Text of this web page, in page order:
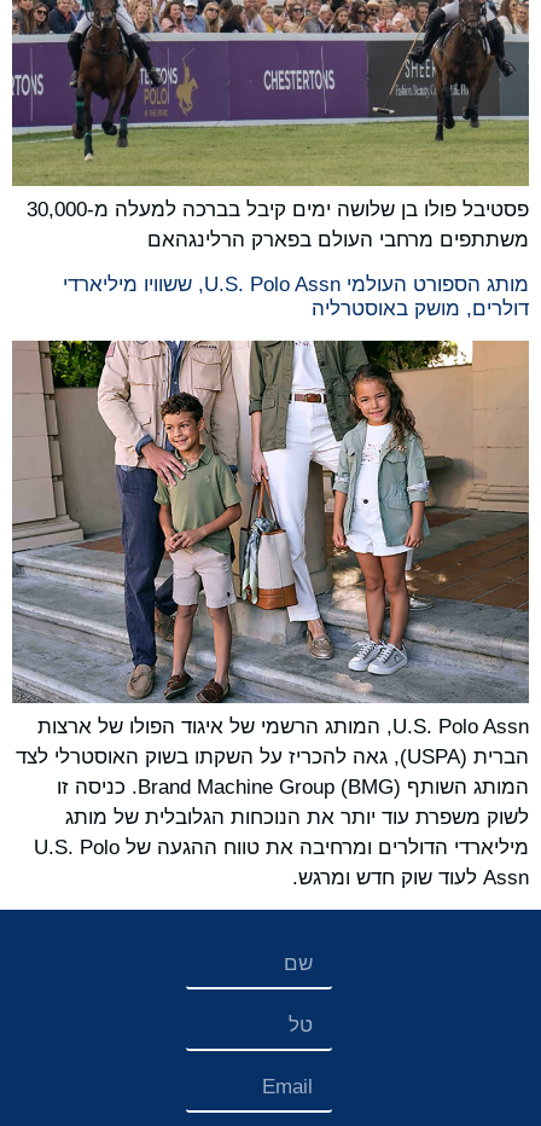
פסטיבל פולו בן שלושה ימים קיבל בברכה למעלה מ-30,000
משתתפים מרחבי העולם בפארק הרלינגהאם
מותג הספורט העולמי U.S. Polo Assn, ששוויו מיליארדי
דולרים, מושק באוסטרליה
U.S. Polo Assn, המותג הרשמי של איגוד הפולו של ארצות
הברית (USPA), גאה להכריז על השקתו בשוק האוסטרלי לצד
המותג השותף Brand Machine Group (BMG). כניסה זו
לשוק משפרת עוד יותר את הנוכחות הגלובלית של מותג
מיליארדי הדולרים ומרחיבה את טווח ההגעה של U.S. Polo
Assn לעוד שוק חדש ומרגש.